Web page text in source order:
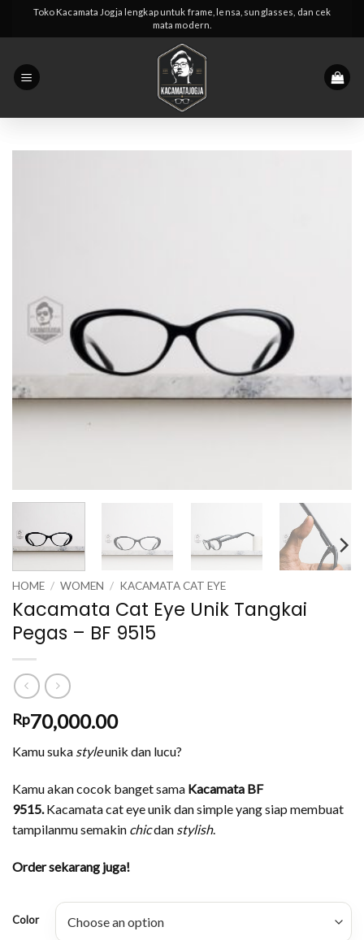
Toko Kacamata Jogja lengkap untuk frame, lensa, sunglasses, dan cek
mata modern.
HOME / WOMEN / KACAMATA CAT EYE
Kacamata Cat Eye Unik Tangkai
Pegas – BF 9515
Rp70,000.00
Kamu suka styleunik dan lucu?
Kamu akan cocok banget sama Kacamata BF
9515.Kacamata cat eye unik dan simple yang siap membuat
tampilanmu semakin chicdan stylish.
Order sekarang juga!
Color